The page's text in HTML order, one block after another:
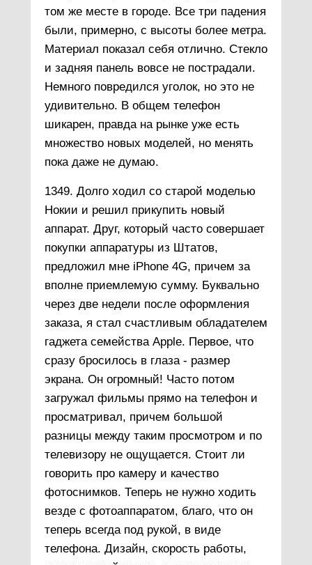
том же месте в городе. Все три падения
были, примерно, с высоты более метра.
Материал показал себя отлично. Стекло
и задняя панель вовсе не пострадали.
Немного повредился уголок, но это не
удивительно. В общем телефон
шикарен, правда на рынке уже есть
множество новых моделей, но менять
пока даже не думаю.
1349. Долго ходил со старой моделью
Нокии и решил прикупить новый
аппарат. Друг, который часто совершает
покупки аппаратуры из Штатов,
предложил мне iPhone 4G, причем за
вполне приемлемую сумму. Буквально
через две недели после оформления
заказа, я стал счастливым обладателем
гаджета семейства Apple. Первое, что
сразу бросилось в глаза - размер
экрана. Он огромный! Часто потом
загружал фильмы прямо на телефон и
просматривал, причем большой
разницы между таким просмотром и по
телевизору не ощущается. Стоит ли
говорить про камеру и качество
фотоснимков. Теперь не нужно ходить
везде с фотоаппаратом, благо, что он
теперь всегда под рукой, в виде
телефона. Дизайн, скорость работы,